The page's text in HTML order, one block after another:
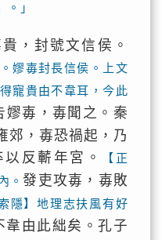
」
，封號文信侯。
嫪毐封長信侯。上文
寵貴由不韋耳，今此
嫪毐，毐聞之。秦
郊，毐恐禍起，乃
反蘄年宮。
【正
。發吏攻毐，毐敗
索隱】地理志扶風有好
韋由此絀矣。孔子